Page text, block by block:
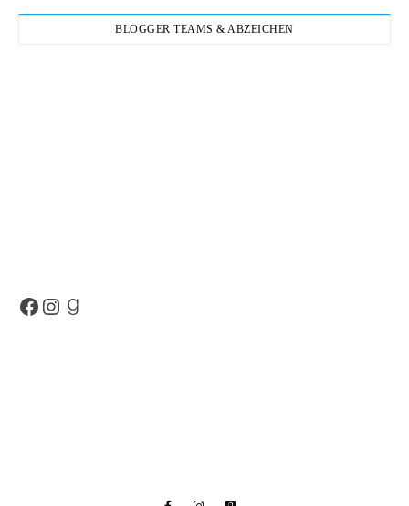
BLOGGER TEAMS & ABZEICHEN
Facebook
Instagram
Goodreads